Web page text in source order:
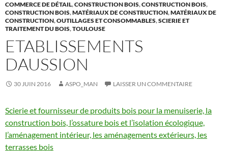
COMMERCE DE DÉTAIL,CONSTRUCTION BOIS,CONSTRUCTION BOIS,
CONSTRUCTION BOIS,MATÉRIAUX DE CONSTRUCTION,MATÉRIAUX DE
CONSTRUCTION,OUTILLAGES ET CONSOMMABLES,SCIERIE ET
TRAITEMENT DU BOIS,TOULOUSE
ETABLISSEMENTS
DAUSSION
30 JUIN 2016 ASPO_MAN LAISSER UN COMMENTAIRE
Scierie et fournisseur de produits bois pour la menuiserie, la
construction bois, l’ossature bois et l’isolation écologique,
l’aménagement intérieur, les aménagements extérieurs, les
terrasses bois